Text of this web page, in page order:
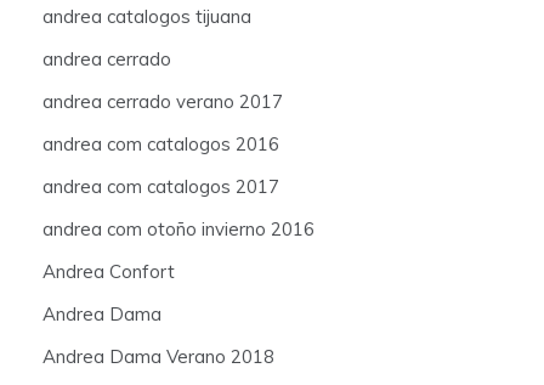
andrea catalogos tijuana
andrea cerrado
andrea cerrado verano 2017
andrea com catalogos 2016
andrea com catalogos 2017
andrea com otoño invierno 2016
Andrea Confort
Andrea Dama
Andrea Dama Verano 2018